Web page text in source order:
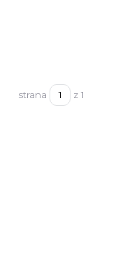
strana z 1